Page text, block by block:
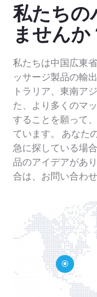
私たちの
ませんか
私たちは中国広東
ッサージ製品の輸
トラリア、東南ア
た、より多くのマ
することを願って
ています。 あなた
急に探している場
品のアイデアがあ
合は、お問い合わ
\